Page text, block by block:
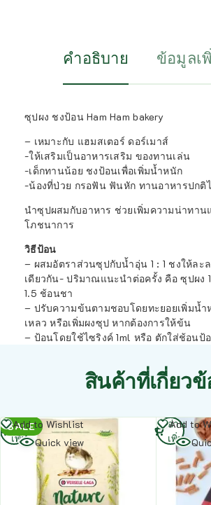
คำอธิบาย ข้อมูลเ
ซุปผง ชงป้อน Ham Ham bakery
– เหมาะกับ แฮมสเตอร์ ดอร์เมาส์
-ให้เสริมเป็นอาหารเสริม ของทานเล่น
-เด็กทานน้อย ชงป้อนเพื่อเพิ่มน้ำหนัก
-น้องที่ป่วย กรอฟัน ฟันหัก ทานอาหารปกติ
นำซุปผสมกับอาหาร ช่วยเพิ่มความน่าทาน
โภชนาการ
วิธีป้อน
– ผสมอัตราส่วนซุปกับน้ำอุ่น 1 : 1 ชงให้ละ
เดียวกัน- ปริมาณแนะนำต่อครั้ง คือ ซุปผง
1.5 ช้อนชา
– ปรับความข้นตามชอบโดยทะยอยเพิ่มน้ำ
เหลว หรือเพิ่มผงซุป หากต้องการให้ข้น
– ป้อนโดยใช้ไซริงค์ 1ml หรือ ตักใส่ช้อนป้
สินค้าที่เกี่ยวข้
SALE
Add to Wishlist
Quick view
อ่าน
เพิ่ม
Add to
อ่าน
เพิ่ม